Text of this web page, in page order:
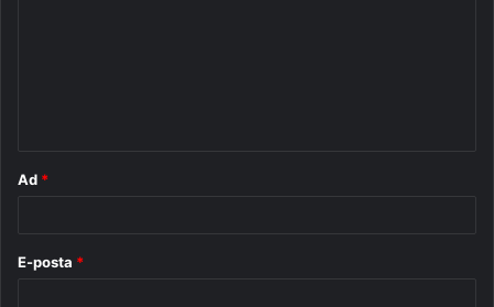
Ad *
E-posta *